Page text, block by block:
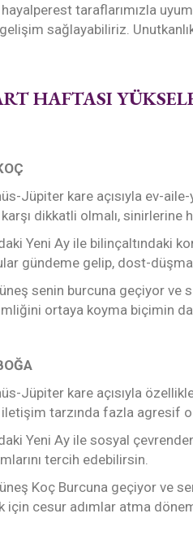
taraflarımızla
sağlayabiliriz.
HAFTASI
Jüpiter kare açısıyla ev-
dikkatli olmalı, sinirlerine
Yeni Ay ile bilinçaltındaki
gündeme gelip, dost-
senin burcuna geçiyor ve
ortaya koyma biçimin
Jüpiter kare açısıyla
iletişim tarzında fazla agresif
Yeni Ay ile sosyal
tercih edebilirsin.
Koç Burcuna geçiyor ve
için cesur adımlar atma